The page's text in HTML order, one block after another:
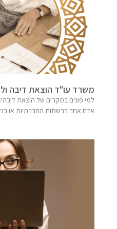
משרד עו"ד הוצאת דיבה
למי פונים במקרים של הוצאת
אדם אחר ברשתות החברתיות או